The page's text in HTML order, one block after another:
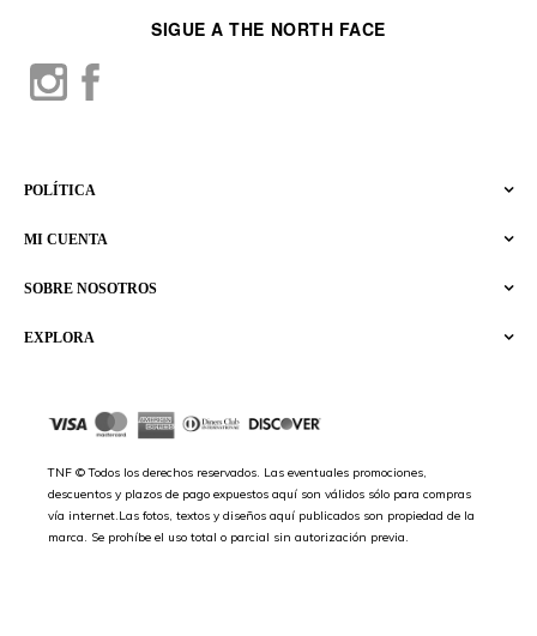
EXPLORA
SOBRE NOSOTROS
MI CUENTA
POLÍTICA
SIGUE A THE NORTH FACE
TNF © Todos los derechos reservados. Las eventuales promociones,
descuentos y plazos de pago expuestos aquí son válidos sólo para compras
vía internet.Las fotos, textos y diseños aquí publicados son propiedad de la
marca. Se prohíbe el uso total o parcial sin autorización previa.